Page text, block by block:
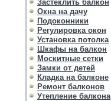
Застеклить балкон
Окна на дачу
Подоконники
Регулировка окон
Установка потолка
Шкафы на балкон
Москитные сетки
Замки от детей
Кладка на балконе
Ремонт балконов
Утепление балкона